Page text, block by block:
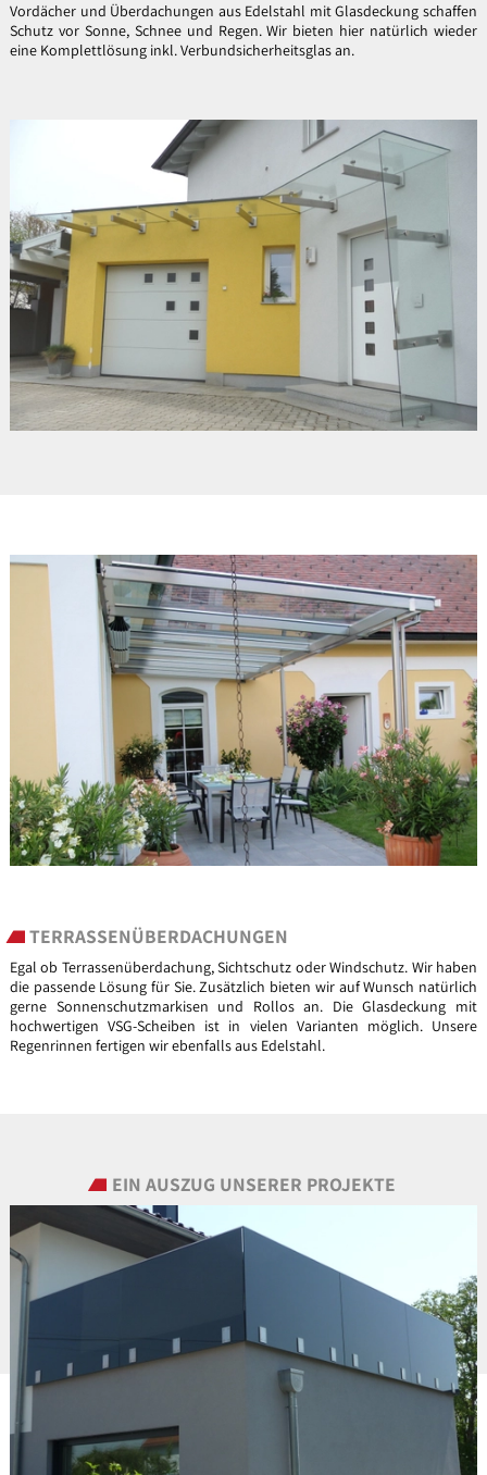
Vordächer und Überdachungen aus Edelstahl mit Glasdeckung schaffen
Schutz vor Sonne, Schnee und Regen. Wir bieten hier natürlich wieder
eine Komplettlösung inkl. Verbundsicherheitsglas an.
TERRASSENÜBERDACHUNGEN
Egal ob Terrassenüberdachung, Sichtschutz oder Windschutz. Wir haben
die passende Lösung für Sie. Zusätzlich bieten wir auf Wunsch natürlich
gerne Sonnenschutzmarkisen und Rollos an. Die Glasdeckung mit
hochwertigen VSG-Scheiben ist in vielen Varianten möglich. Unsere
Regenrinnen fertigen wir ebenfalls aus Edelstahl.
EIN AUSZUG UNSERER PROJEKTE